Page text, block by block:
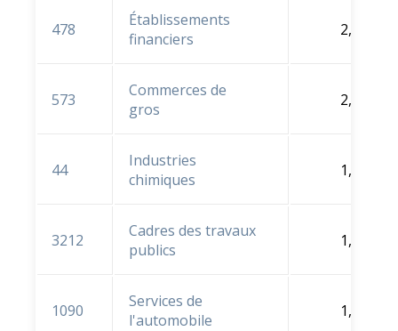
478
Établissements
financiers
2,1 %
573
Commerces de
gros
2,1 %
44
Industries
chimiques
1,9 %
3212
Cadres des travaux
publics
1,8 %
1090
Services de
l'automobile
1,6 %